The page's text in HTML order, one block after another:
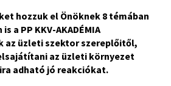
hozzuk el Önöknek 8 témában
a PP KKV-AKADÉMIA
az üzleti szektor szereplőitől,
az üzleti környezet
adható jó reakciókat.